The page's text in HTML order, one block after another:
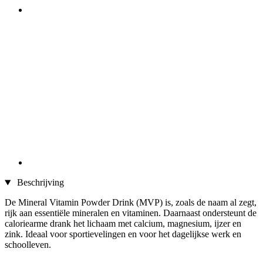
Beschrijving
De Mineral Vitamin Powder Drink (MVP) is, zoals de naam al zegt,
rijk aan essentiële mineralen en vitaminen. Daarnaast ondersteunt de
caloriearme drank het lichaam met calcium, magnesium, ijzer en
zink. Ideaal voor sportievelingen en voor het dagelijkse werk en
schoolleven.